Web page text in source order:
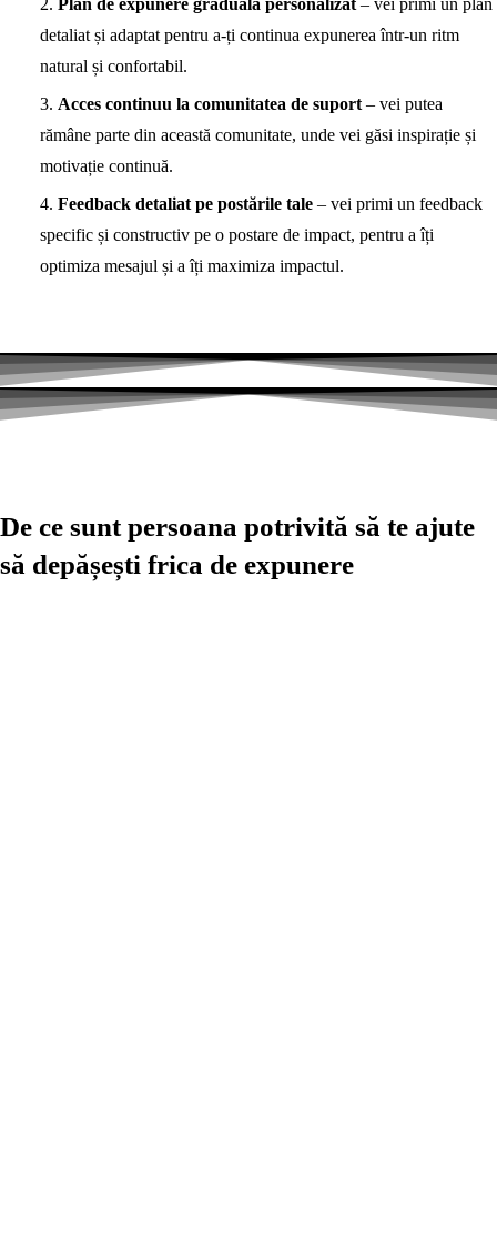
detaliat și adaptat pentru a-ți continua expunerea într-un ritm
natural și confortabil.
Acces continuu la comunitatea de suport – vei putea
rămâne parte din această comunitate, unde vei găsi inspirație și
motivație continuă.
Feedback detaliat pe postările tale – vei primi un feedback
specific și constructiv pe o postare de impact, pentru a îți
optimiza mesajul și a îți maximiza impactul.
De ce sunt persoana potrivită să te ajute
să depășești frica de expunere